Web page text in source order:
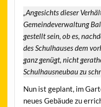
„Angesichts dieser
Gemeindeverwaltung
gestellt sein, ob es,
des Schulhauses dem
ganz genügt, nicht
Schulhausneubau zu
Nun ist geplant, im
neues Gebäude zu